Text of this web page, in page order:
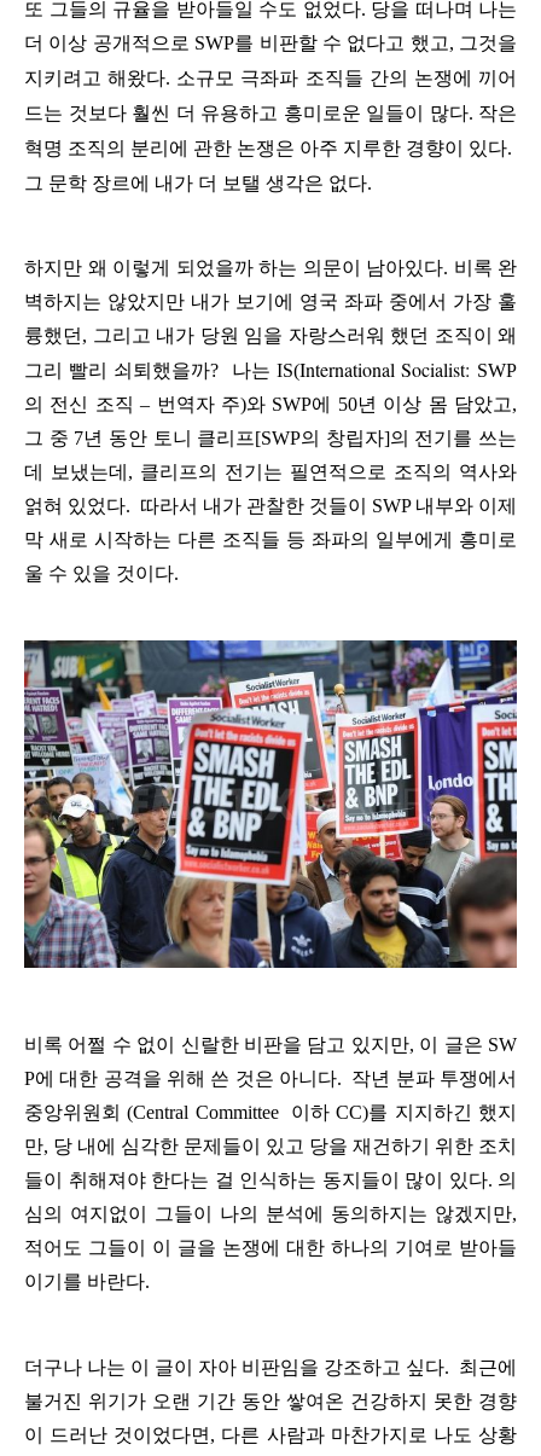
또 그들의 규율을 받아들일 수도 없었다. 당을 떠나며 나는
더 이상 공개적으로 SWP를 비판할 수 없다고 했고, 그것을
지키려고 해왔다. 소규모 극좌파 조직들 간의 논쟁에
끼어
드는 것보다 훨씬 더 유용하고 흥미로운 일들이 많다. 작은
혁명 조직의 분리에 관한 논쟁은 아주 지루한 경향이 있다.
그 문학 장르에 내가 더 보탤 생각은 없다.
하지만 왜 이렇게 되었을까 하는 의문이 남아있다. 비록 완
벽하지는 않았지만 내가 보기에 영국 좌파 중에서 가장 훌
륭했던 , 그리고 내가 당원 임을 자랑스러워 했던 조직이
왜
그리
빨리 쇠퇴했을까? 나는 IS(International Socialist: SWP
의 전신 조직 – 번역자 주)와 SWP에 50년 이상 몸 담았고,
그 중 7년 동안 토니 클리프[SWP의 창립자]의 전기를 쓰는
데
보냈는데 , 클리프의 전기는 필연적으로 조직의
역사와
얽혀 있었다. 따라서 내가 관찰한 것들이 SWP 내부와 이제
막 새로 시작하는 다른 조직들 등 좌파의 일부에게
흥미로
울 수 있을 것이다.
비록 어쩔 수 없이 신랄한 비판을 담고 있지만, 이 글은 SW
P에 대한 공격을 위해 쓴 것은 아니다. 작년 분파 투쟁에서
중앙위원회 (Central Committee 이하 CC)를 지지하긴 했지
만, 당 내에 심각한 문제들이 있고 당을 재건하기 위한 조치
들이
취해져야 한다는 걸 인식하는 동지들이 많이 있다. 의
심의
여지없이 그들이 나의 분석에 동의하지는 않겠지만,
적어도 그들이 이 글을 논쟁에 대한 하나의 기여로 받아들
이기를 바란다.
더구나 나는 이 글이 자아 비판임을 강조하고 싶다. 최근에
불거진 위기가 오랜 기간 동안 쌓여온 건강하지 못한 경향
이
드러난 것이었다면 , 다른 사람과 마찬가지로 나도 상황